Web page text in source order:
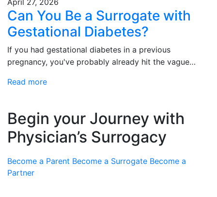
Can You Be a Surrogate with
Gestational Diabetes?
If you had gestational diabetes in a previous
pregnancy, you've probably already hit the vague
that says "no diabetes" with no room…
Read more
Begin your Journey with
Physician’s Surrogacy
Become a Parent Become a Surrogate Become a
Partner